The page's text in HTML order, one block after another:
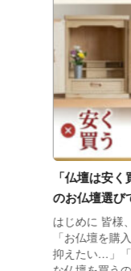
「仏壇は安
のお仏壇選び
はじめに 皆様
「お仏壇を購
抑えたい…」